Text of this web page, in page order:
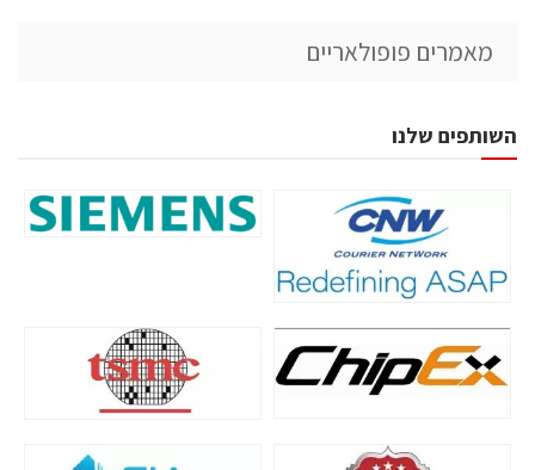
מאמרים פופולאריים
השותפים שלנו